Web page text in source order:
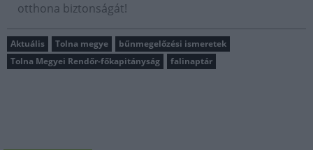
otthona biztonságát!
Aktuális Tolna megye
bűnmegelőzési ismeretek
Tolna Megyei Rendőr-főkapitányság
falinaptár